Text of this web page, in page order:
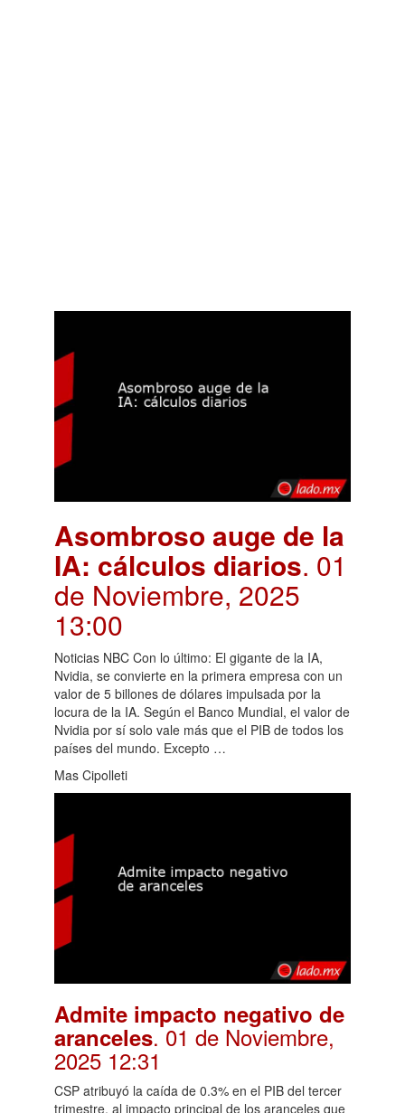
Asombroso auge de la
IA: cálculos diarios. 01
de Noviembre, 2025
13:00
Noticias NBC Con lo último: El gigante de la IA,
Nvidia, se convierte en la primera empresa con un
valor de 5 billones de dólares impulsada por la
locura de la IA. Según el Banco Mundial, el valor de
Nvidia por sí solo vale más que el PIB de todos los
países del mundo. Excepto …
Mas Cipolleti
Admite impacto negativo de
aranceles. 01 de Noviembre,
2025 12:31
CSP atribuyó la caída de 0.3% en el PIB del tercer
trimestre, al impacto principal de los aranceles que